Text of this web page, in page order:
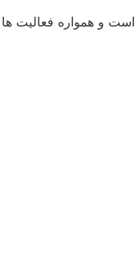
است و همواره فعالیت ها